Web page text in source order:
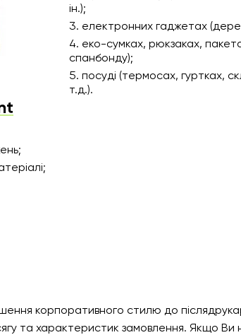
ін.);
електронних гаджетах
еко-сумках, рюкзаках,
спанбонду);
посуді (термосах, гуртках,
т.д.).
корпоративного стилю до
та характеристик замовлення. Якщо